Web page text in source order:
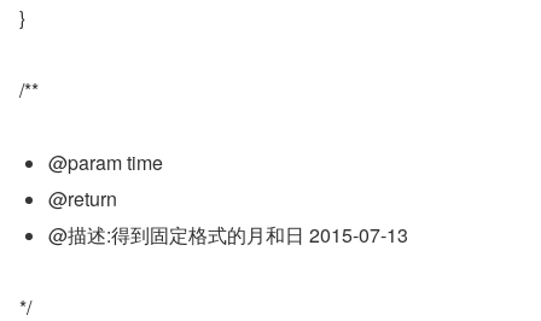
}
/**
@param time
@return
@描述:得到固定格式的月和日 2015-07-13
*/